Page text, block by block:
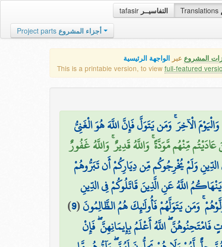
tafasir التفاسيــر Translations
Project parts أجزاء المشروع
المشروع عبر الواجهة الرئيسية
This is a printable version, to view full-featured
الْآخِرَ ۚ وَمَن يَتَوَلَّ فَإِنَّ اللَّهَ هُوَ الْغَنِيُّ
مِّنْهُم مَّوَدَّةً ۚ وَاللَّهُ قَدِيرٌ ۚ وَاللَّهُ غَفُورٌ
وَلَمْ يُخْرِجُوكُم مِّن دِيَارِكُمْ أَن تَبَرُّوهُمْ
اللَّهُ عَنِ الَّذِينَ قَاتَلُوكُمْ فِي الدِّينِ
وَمَن يَتَوَلَّهُمْ فَأُولَٰئِكَ هُمُ الظَّالِمُونَ(
9
)
فَامْتَحِنُوهُنَّ ۖ اللَّهُ أَعْلَمُ بِإِيمَانِهِنَّ ۖ فَإِنْ